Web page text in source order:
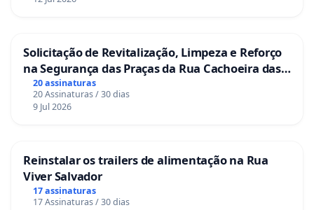
Solicitação de Revitalização, Limpeza e Reforço
na Segurança das Praças da Rua Cachoeira das
Sete Ilhas
20 assinaturas
20 Assinaturas / 30 dias
9 Jul 2026
Reinstalar os trailers de alimentação na Rua
Viver Salvador
17 assinaturas
17 Assinaturas / 30 dias